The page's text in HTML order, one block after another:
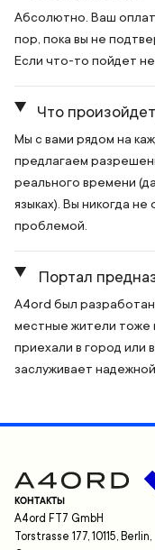
Абсолютно. Ваш
пор, пока вы не
Если что-то пойдет
Что
Мы с вами рядом на
предлагаем
реального времени
языках). Вы никогда
проблемой.
Портал
A4ord был
местные жители тоже
приехали в город или
заслуживает
КОНТАКТЫ
A4ord FT7 GmbH
Torstrasse 177, 10115, Berlin,